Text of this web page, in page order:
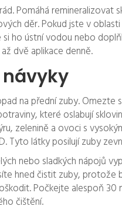
Pomáhá remineralizovat
děr. Pokud jste v
ho ústní vodou nebo
dvě aplikace denně.
na přední zuby. Omezte
které oslabují
zelenině a ovoci s
Tyto látky posilují zuby
nebo sladkých nápojů
hned čistit zuby, protože
Počkejte alespoň 30
čištění.